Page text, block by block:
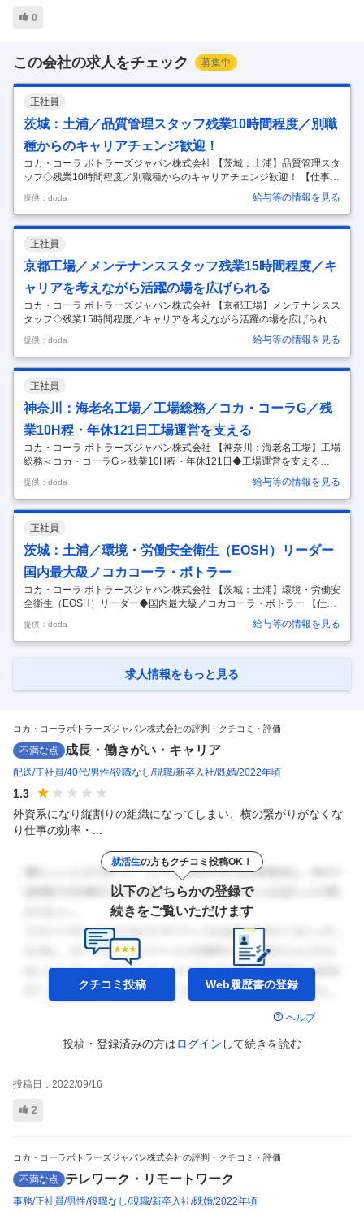
0
この会社の求人をチェック 募集中
正社員
茨城：土浦／品質管理スタッフ残業10時間程度／別職
種からのキャリアチェンジ歓迎！
コカ・コーラ ボトラーズジャパン株式会社 【茨城：土浦】品質管理スタ
ッフ◇残業10時間程度／別職種からのキャリアチェンジ歓迎！ 【仕事内
容】 【茨城：土浦】品質管理スタッフ◇残業10時間程度／別職種からの
キャリアチェンジ歓迎！ 【具体的な仕事内容】 ～製造領域でのご経験を
お持ちの方も歓迎！／「コカ・コーラ」や「アクエリアス」、「ジョー
ジア」など様々なトップブランドを取り扱う同社茨城工場にて品質管理
スタッフとしてご活躍いただける方を募集致します～ ■職務内容：当社
の品質管理スタッフとして、コカ・コーラ製品の品質管理および工程状
態の確認をお任せ致します。 【具体的な業務内容】 ◇FSMSおよびQM
…
提供：doda 給与等の情報を見る
正社員
京都工場／メンテナンススタッフ残業15時間程度／キ
ャリアを考えながら活躍の場を広げられる
コカ・コーラ ボトラーズジャパン株式会社 【京都工場】メンテナンスス
タッフ◇残業15時間程度／キャリアを考えながら活躍の場を広げられる
◎ 【仕事内容】 【京都工場】メンテナンススタッフ◇残業15時間程度
／キャリアを考えながら活躍の場を広げられる◎ 【具体的な仕事内容】
～「コカ・コーラ」「綾鷹」「ジョージア」など様々なトップブランド
を展開／空調服あり／休憩室環境も充実しており働きやすい環境が整っ
ています～ ■業務内容：工場内のメンテナンス業務をご経験やスキルに
応じて徐々にお任せ致します。 【具体的な業務内容】 ◇制御回路の構築
や電気工事、工作機械などの使用によるライン機器のメンテナンスおよ
び改 …
提供：doda 給与等の情報を見る
正社員
神奈川：海老名工場／工場総務／コカ・コーラG／残
業10H程・年休121日工場運営を支える
コカ・コーラ ボトラーズジャパン株式会社 【神奈川：海老名工場】工場
総務＜コカ・コーラG＞残業10H程・年休121日◆工場運営を支える
【仕事内容】 【神奈川：海老名工場】工場総務＜コカ・コーラG＞残業
10H程・年休121日◆工場運営を支える 【具体的な仕事内容】 ～業界未
経験・第二新卒歓迎！／「コカ・コーラ」や「アクエリアス」、「ジョ
ージア」など様々なトップブランドを取り扱う同社の海老名工場にて工
場総務スタッフとしてご活躍いただける方を募集致します～ ■概要概
要：コカ・コーラブランドの製品を製造する工場での工場総務をご担当
頂きます。 【具体的な業務内容例や役割】 ・本社供給計画部門と連携に
よ…
提供：doda 給与等の情報を見る
正社員
茨城：土浦／環境・労働安全衛生（EOSH）リーダー
国内最大級ノコカコーラ・ボトラー
コカ・コーラ ボトラーズジャパン株式会社 【茨城：土浦】環境・労働安
全衛生（EOSH）リーダー◆国内最大級ノコカコーラ・ボトラー 【仕事
内容】 【茨城：土浦】環境・労働安全衛生（EOSH）リーダー◆国内最
大級ノコカコーラ・ボトラー 【具体的な仕事内容】 ～環境・労働安全衛
生に関する基本知識をお持ちの方へ／「コカ・コーラ」や「アクエリア
要 本ポジションは、工場における「環境・労働安全衛生（EOSH）」領
提供：doda 給与等の情報を見る
求人情報をもっと見る
コカ・コーラボトラーズジャパン株式会社の評判・クチコミ・評価
不満な点 成長・働きがい・キャリア
配送 正社員 40代 男性 役職なし 現職 新卒入社 既婚 2022年頃
1.3
外資系になり縦割りの組織になってしまい、横の繋がりがなくな
り仕事の効率・...
就活生の方もクチコミ投稿OK！
以下のどちらかの登録で
続きをご覧いただけます
クチコミ投稿 Web履歴書の登録
ヘルプ
投稿・登録済みの方はログイン して続きを読む
投稿日： 2022/09/16
2
コカ・コーラボトラーズジャパン株式会社の評判・クチコミ・評価
不満な点 テレワーク・リモートワーク
事務 正社員 男性 役職なし 現職 新卒入社 既婚 2022年頃